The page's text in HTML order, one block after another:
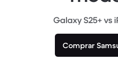
Galaxy S25+ vs
Comprar